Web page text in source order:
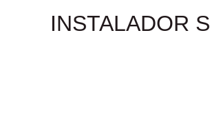
INSTALADOR